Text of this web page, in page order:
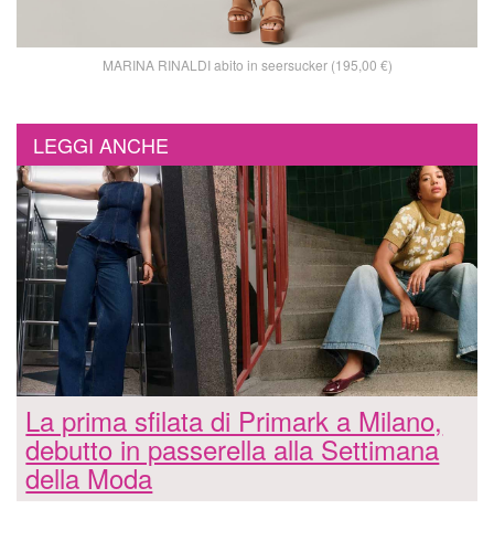
MARINA RINALDI abito in seersucker (195,00 €)
LEGGI ANCHE
La prima sfilata di Primark a Milano,
debutto in passerella alla Settimana
della Moda